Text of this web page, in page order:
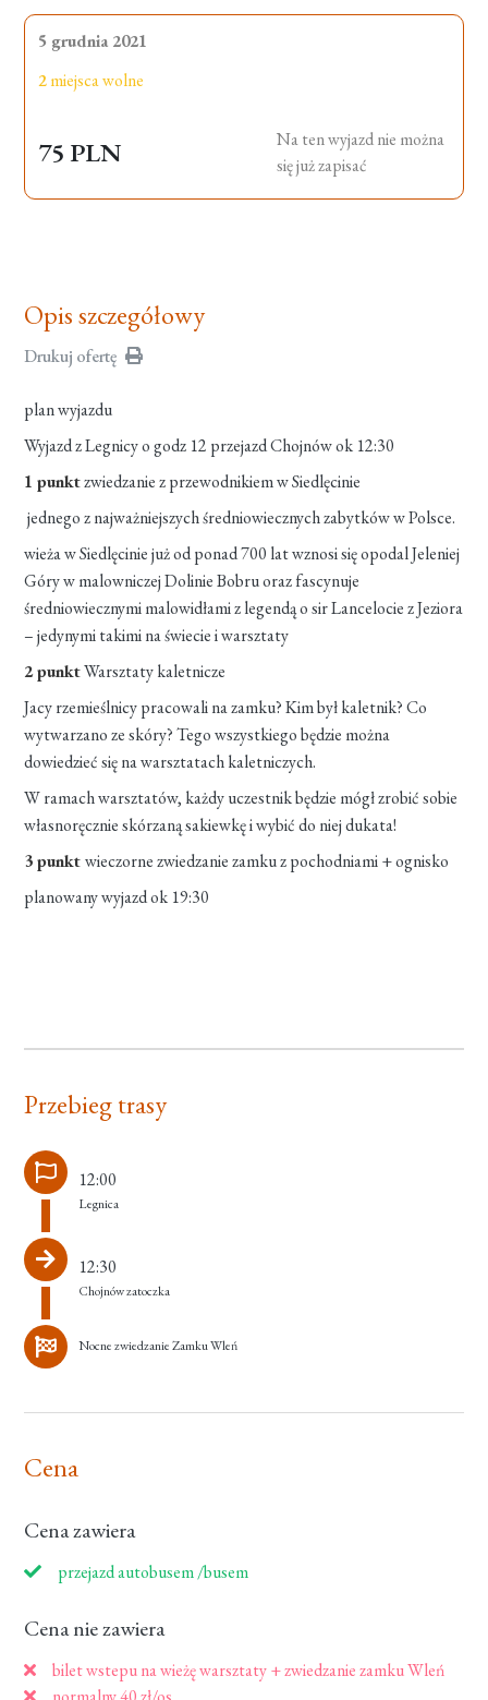
5 grudnia 2021
2miejsca wolne
75 PLN
Na ten wyjazd nie można
się już zapisać
Opis szczegółowy
Drukuj ofertę
plan wyjazdu
Wyjazd z Legnicy o godz 12 przejazd Chojnów ok 12:30
1 punktzwiedzanie z przewodnikiem w Siedlęcinie
jednego z najważniejszych średniowiecznych zabytków w Polsce.
wieża w Siedlęcinie już od ponad 700 lat wznosi się opodal Jeleniej
Góry w malowniczej Dolinie Bobru oraz fascynuje
średniowiecznymi malowidłami z legendą o sir Lancelocie z Jeziora
– jedynymi takimi na świecie i warsztaty
2 punktWarsztaty kaletnicze
Jacy rzemieślnicy pracowali na zamku? Kim był kaletnik? Co
wytwarzano ze skóry? Tego wszystkiego będzie można
dowiedzieć się na warsztatach kaletniczych.
W ramach warsztatów, każdy uczestnik będzie mógł zrobić sobie
własnoręcznie skórzaną sakiewkę i wybić do niej dukata!
3 punktwieczorne zwiedzanie zamku z pochodniami + ognisko
planowany wyjazd ok 19:30
Przebieg trasy
12:00
Legnica
12:30
Chojnów zatoczka
Nocne zwiedzanie Zamku Wleń
Cena
Cena zawiera
przejazd autobusem /busem
Cena nie zawiera
bilet wstepu na wieżę warsztaty + zwiedzanie zamku Wleń